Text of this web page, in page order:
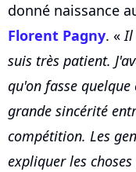
donné naissance
Florent Pagny. «Il
suis très patient.
qu'on fasse
grande sincérité
compétition. Les
expliquer les